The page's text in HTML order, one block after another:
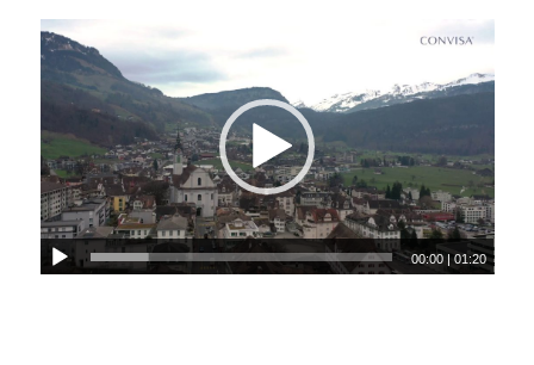
00:00 |01:20